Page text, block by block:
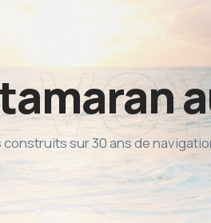
sur 30 ans de